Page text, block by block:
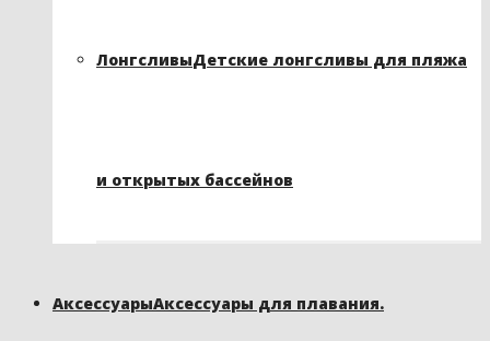
ЛонгсливыДетские лонгсливы для пляжа
и открытых бассейнов
АксессуарыАксессуары для плавания.